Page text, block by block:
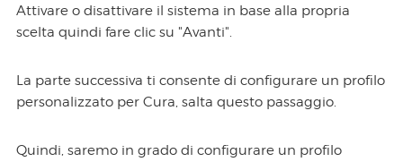
Attivare o disattivare il sistema in base alla propria
scelta quindi fare clic su "Avanti".
La parte successiva ti consente di configurare un profilo
personalizzato per Cura, salta questo passaggio.
Quindi, saremo in grado di configurare un profilo